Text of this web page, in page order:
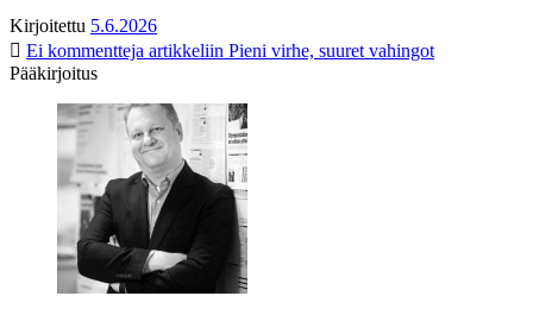
Kirjoitettu 5.6.2026
Ei kommentteja artikkeliin Pieni virhe, suuret vahingot
Pääkirjoitus